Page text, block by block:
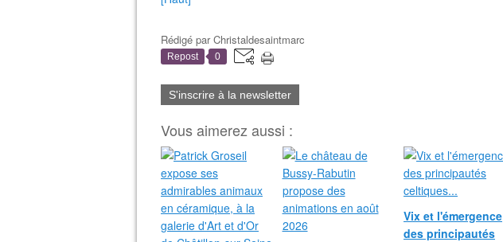
Rédigé parChristaldesaintmarc
Repost 0
S'inscrire à la newsletter
Vous aimerez aussi :
Vix et l'émergence
des principautés